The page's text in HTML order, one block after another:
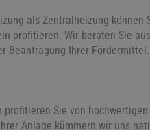
als Zentralheizung können
profitieren. Wir beraten Sie
Beantragung Ihrer Fördermittel.
Sie von
Anlage kümmern wir uns